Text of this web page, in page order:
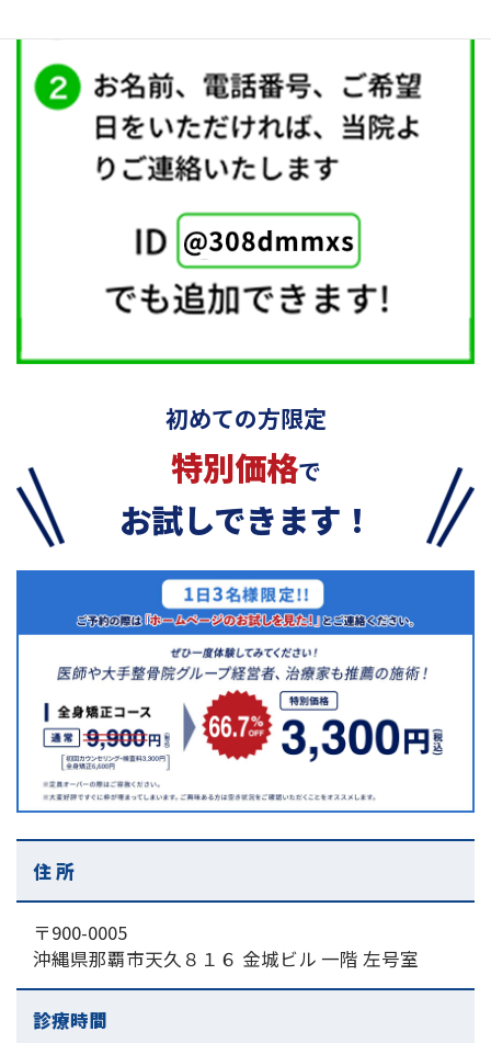
初めての方限定
特別価格で
お試しできます！
住 所
〒900-0005
沖縄県那覇市天久８１６ 金城ビル 一階 左号室
診療時間